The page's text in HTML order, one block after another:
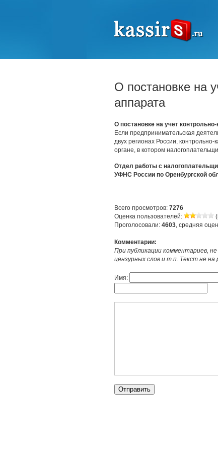
О постановке на
аппарата
О постановке на учет
Если предпринимательская
двух регионах России,
органе, в котором
Отдел работы с
УФНС России по Оренбургской
Всего просмотров: 7276
Оценка пользователей:
Проголосовали: 4603, средняя
Комментарии:
При публикации комментариев,
цензурных слов и т.п. Текст не
Имя: